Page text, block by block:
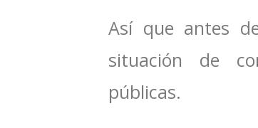
Así que antes
situación de
públicas.